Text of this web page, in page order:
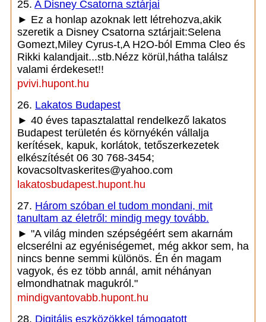
25. A Disney Csatorna sztárjai
► Ez a honlap azoknak lett létrehozva,akik
szeretik a Disney Csatorna sztárjait:Selena
Gomezt,Miley Cyrus-t,A H2O-ból Emma Cleo és
Rikki kalandjait...stb.Nézz körül,hátha találsz
valami érdekeset!!
pvivi.hupont.hu
26. Lakatos Budapest
► 40 éves tapasztalattal rendelkező lakatos
Budapest területén és környékén vállalja
kerítések, kapuk, korlátok, tetőszerkezetek
elkészítését 06 30 768-3454;
kovacsoltvaskerites@yahoo.com
lakatosbudapest.hupont.hu
27. Három szóban el tudom mondani, mit
tanultam az életről: mindig megy tovább.
► "A világ minden szépségéért sem akarnám
elcserélni az egyéniségemet, még akkor sem, ha
nincs benne semmi különös. Én én magam
vagyok, és ez több annál, amit néhányan
elmondhatnak magukról."
mindigvantovabb.hupont.hu
28. Digitális eszközökkel támogatott